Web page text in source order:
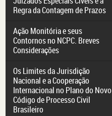
Regra da Contagem de Prazos
Ação Monitória e seus
Contornos no NCPC. Breves
Considerações
Os Limites da Jurisdição
Nacional e a Cooperação
Internacional no Plano do Novo
Código de Processo Civil
Brasileiro